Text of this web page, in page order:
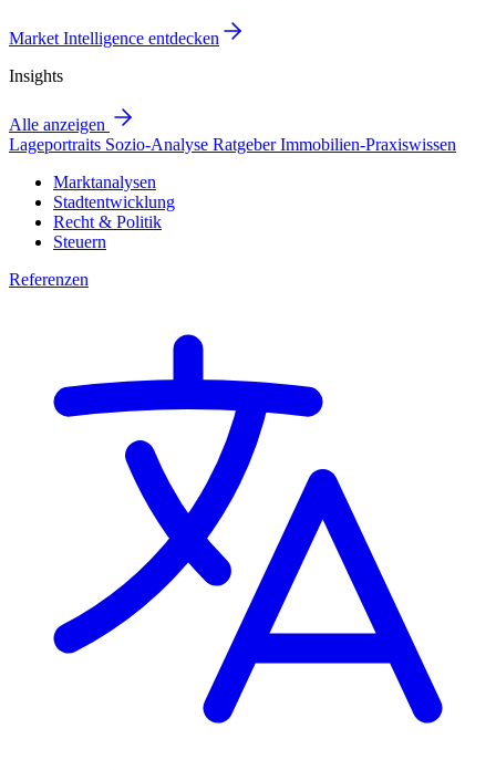
Market Intelligence entdecken
Insights
Alle anzeigen
Lageportraits Sozio-Analyse RatgeberImmobilien-Praxiswissen
Marktanalysen
Stadtentwicklung
Recht & Politik
Steuern
Referenzen